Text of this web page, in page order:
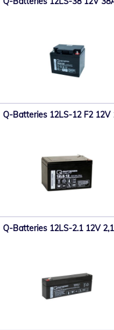
Q-Batteries 12LS-12 F2 12V
Q-Batteries 12LS-2.1 12V